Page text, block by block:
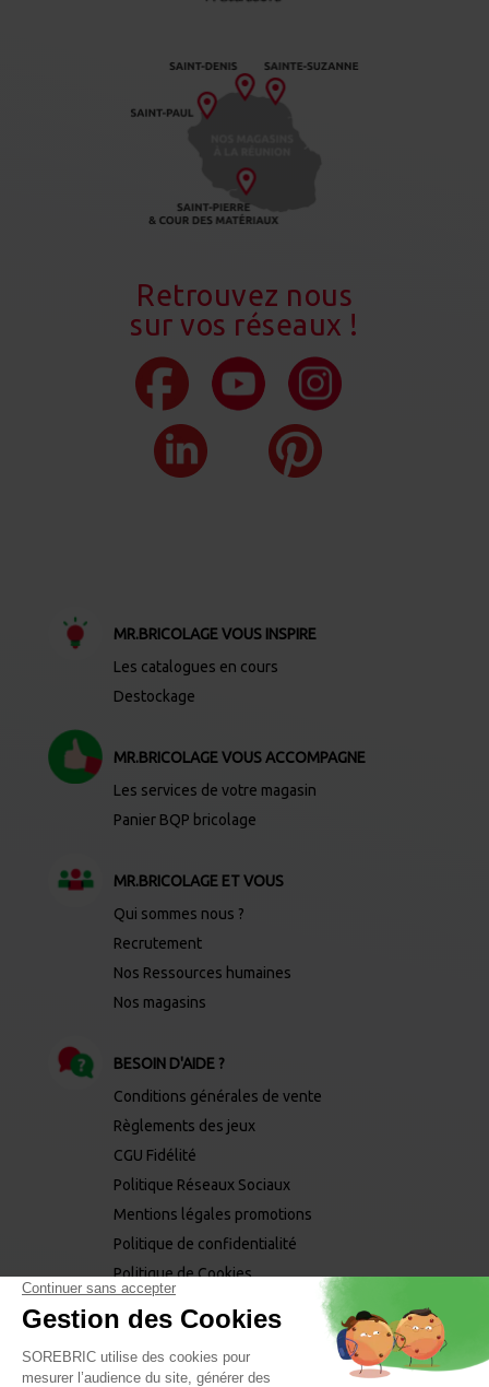
Retrouvez nous
sur vos réseaux !
MR.BRICOLAGE VOUS INSPIRE
Les catalogues en cours
Destockage
MR.BRICOLAGE VOUS ACCOMPAGNE
Les services de votre magasin
Panier BQP bricolage
MR.BRICOLAGE ET VOUS
Qui sommes nous ?
Recrutement
Nos Ressources humaines
Nos magasins
BESOIN D'AIDE ?
Conditions générales de vente
Règlements des jeux
CGU Fidélité
Politique Réseaux Sociaux
Mentions légales promotions
Politique de confidentialité
Politique de Cookies
Mentions phytopharmaceutiques